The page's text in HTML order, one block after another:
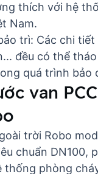
thích với hệ
Nam.
trì: Các chi
đều có thể
quá trình bảo
van
trời Robo
chuẩn DN100,
thống phòng